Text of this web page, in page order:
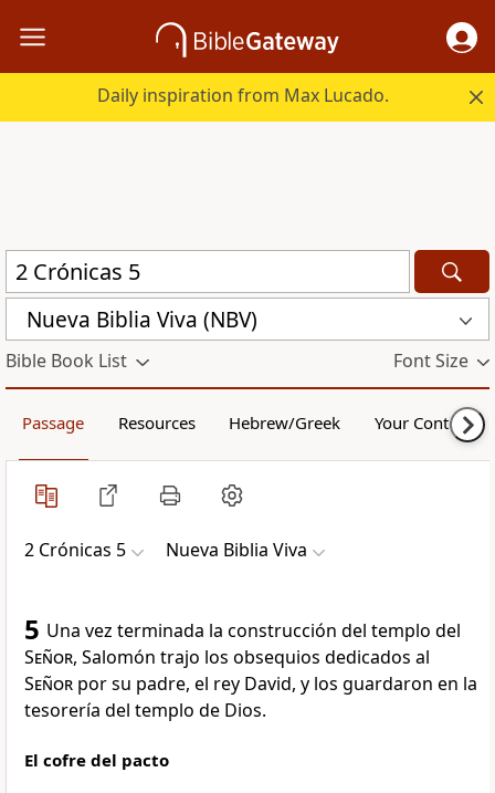
Daily inspiration from Max Lucado.
Nueva Biblia Viva (NBV)
Bible Book List Font Size
Passage Resources Hebrew/Greek Your Content
2 Crónicas 5 Nueva Biblia Viva
5 Una vez terminada la construcción del templo del
Señor, Salomón trajo los obsequios dedicados al
Señor por su padre, el rey David, y los guardaron en la
tesorería del templo de Dios.
El cofre del pacto